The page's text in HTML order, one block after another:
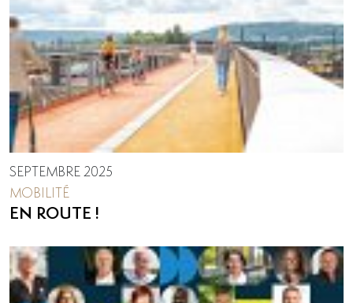
SEPTEMBRE 2025
MOBILITÉ
EN ROUTE !